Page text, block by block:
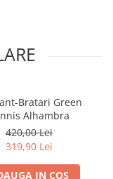
Bratari Green
Alhambra
420,00 Lei
319,90 Lei
IN COS